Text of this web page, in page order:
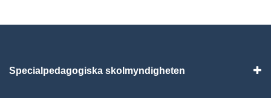
Specialpedagogiska skolmyndigheten